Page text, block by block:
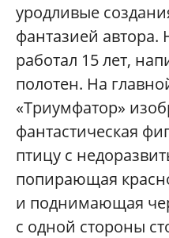
уродливые
фантазией автора.
работал 15 лет,
полотен. На
«Триумфатор»
фантастическая
птицу с
попирающая
и поднимающая
с одной стороны